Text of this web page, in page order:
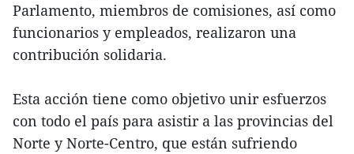
Parlamento, miembros de comisiones, así como
funcionarios y empleados, realizaron una
contribución solidaria.
Esta acción tiene como objetivo unir esfuerzos
con todo el país para asistir a las provincias del
Norte y Norte-Centro, que están sufriendo